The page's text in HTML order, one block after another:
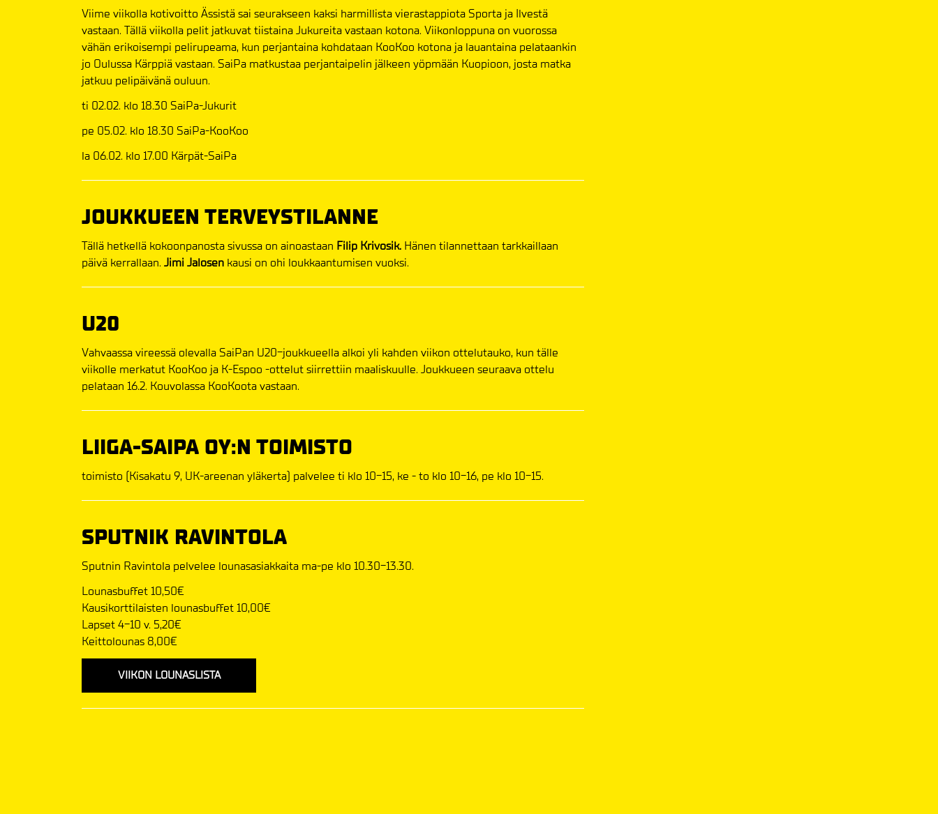
Viime viikolla kotivoitto Ässistä sai seurakseen kaksi harmillista vierastappiota Sporta ja Ilvestä
vastaan. Tällä viikolla pelit jatkuvat tiistaina Jukureita vastaan kotona. Viikonloppuna on vuorossa
vähän erikoisempi pelirupeama, kun perjantaina kohdataan KooKoo kotona ja lauantaina pelataankin
jo Oulussa Kärppiä vastaan. SaiPa matkustaa perjantaipelin jälkeen yöpmään Kuopioon, josta matka
jatkuu pelipäivänä ouluun.
ti 02.02. klo 18.30 SaiPa-Jukurit
pe 05.02. klo 18.30 SaiPa-KooKoo
la 06.02. klo 17.00 Kärpät-SaiPa
JOUKKUEEN TERVEYSTILANNE
Tällä hetkellä kokoonpanosta sivussa on ainoastaan Filip Krivosik. Hänen tilannettaan tarkkaillaan
päivä kerrallaan. Jimi Jalosen kausi on ohi loukkaantumisen vuoksi.
U20
Vahvaassa vireessä olevalla SaiPan U20-joukkueella alkoi yli kahden viikon ottelutauko, kun tälle
viikolle merkatut KooKoo ja K-Espoo -ottelut siirrettiin maaliskuulle. Joukkueen seuraava ottelu
pelataan 16.2. Kouvolassa KooKoota vastaan.
LIIGA-SAIPA OY:N TOIMISTO
toimisto (Kisakatu 9, UK-areenan yläkerta) palvelee ti klo 10-15, ke - to klo 10-16, pe klo 10-15.
SPUTNIK RAVINTOLA
Sputnin Ravintola pelvelee lounasasiakkaita ma-pe klo 10.30-13.30.
Lounasbuffet 10,50€
Kausikorttilaisten lounasbuffet 10,00€
Lapset 4-10 v. 5,20€
​​​​​​​Keittolounas 8,00€
VIIKON LOUNASLISTA